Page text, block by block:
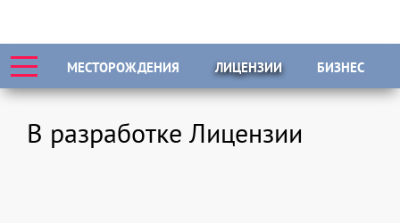
МЕСТОРОЖДЕНИЯ ЛИЦЕНЗИИ БИЗНЕС
В разработке Лицензии